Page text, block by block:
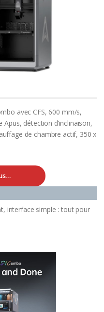
avec CFS, 600 mm/s,
détection d’inclinaison,
de chambre actif, 350 x
interface simple : tout pour